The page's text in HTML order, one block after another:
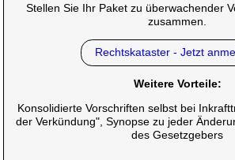
Stellen Sie Ihr Paket zu überwachender
zusammen.
Rechtskataster - Jetzt
Weitere Vorteile:
Konsolidierte Vorschriften selbst bei
der Verkündung", Synopse zu jeder
des Gesetzgebers